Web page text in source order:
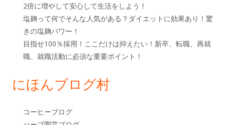
2倍に増やして安心して生活をしよう！
塩麹って何でそんな人気がある？ダイエットに効果あり！驚
きの塩麹パワー！
目指せ100％採用！ここだけは抑えたい！新卒、転職、再就
職、就職活動に必須な重要ポイント！
にほんブログ村
コーヒーブログ